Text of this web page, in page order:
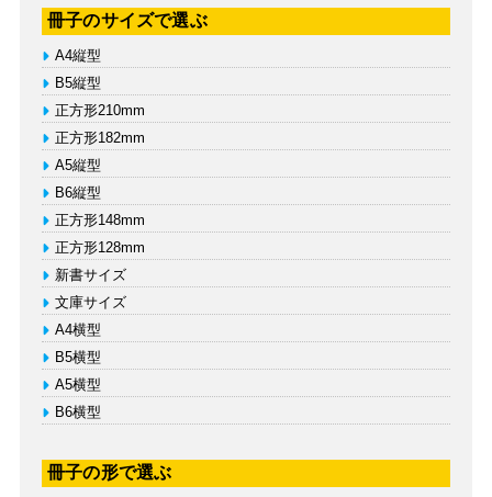
冊子のサイズで選ぶ
A4縦型
B5縦型
正方形210mm
正方形182mm
A5縦型
B6縦型
正方形148mm
正方形128mm
新書サイズ
文庫サイズ
A4横型
B5横型
A5横型
B6横型
冊子の形で選ぶ